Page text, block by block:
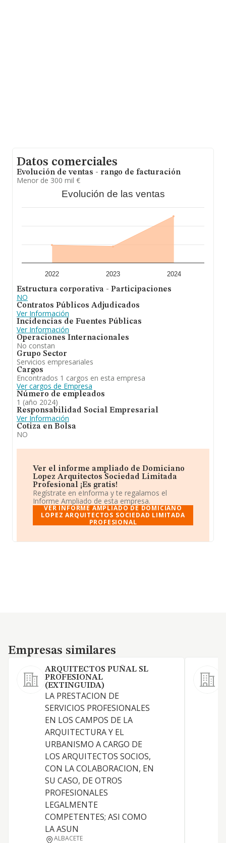
Datos comerciales
Evolución de ventas - rango de facturación
Menor de 300 mil €
Evolución de las ventas
2022 2023 2024
Estructura corporativa - Participaciones
NO
Contratos Públicos Adjudicados
Ver Información
Incidencias de Fuentes Públicas
Ver Información
Operaciones Internacionales
No constan
Grupo Sector
Servicios empresariales
Cargos
Encontrados 1 cargos en esta empresa
Ver cargos de Empresa
Número de empleados
1 (año 2024)
Responsabilidad Social Empresarial
Ver Información
Cotiza en Bolsa
NO
Ver el informe ampliado de Domiciano
Lopez Arquitectos Sociedad Limitada
Profesional ¡Es gratis!
Regístrate en eInforma y te regalamos el
Informe Ampliado de esta empresa.
VER INFORME AMPLIADO DE DOMICIANO
LOPEZ ARQUITECTOS SOCIEDAD LIMITADA
PROFESIONAL
Empresas similares
Empresas similares
ARQUITECTOS PUÑAL SL
PROFESIONAL
(EXTINGUIDA)
LA PRESTACION DE
SERVICIOS PROFESIONALES
EN LOS CAMPOS DE LA
ARQUITECTURA Y EL
URBANISMO A CARGO DE
LOS ARQUITECTOS SOCIOS,
CON LA COLABORACION, EN
SU CASO, DE OTROS
PROFESIONALES
LEGALMENTE
COMPETENTES; ASI COMO
LA ASUN
ALBACETE